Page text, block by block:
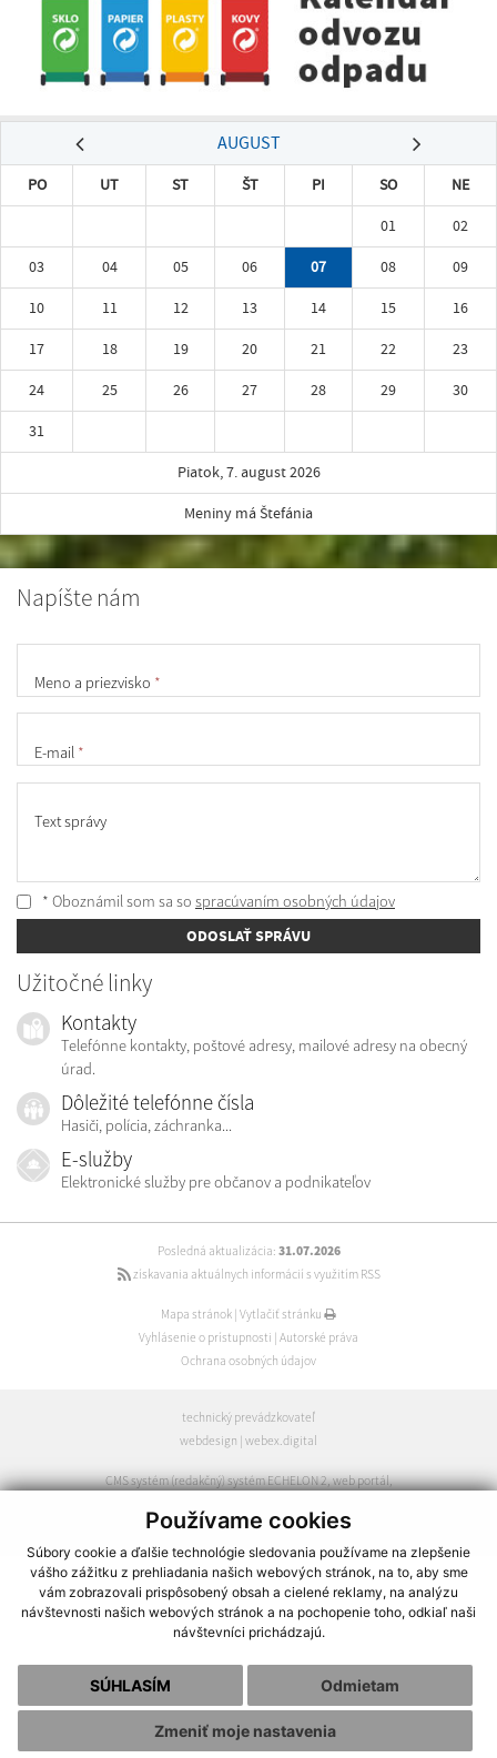
Používame cookies
Súbory cookie a ďalšie technológie sledovania používame na zlepšenie
vášho zážitku z prehliadania našich webových stránok, na to, aby sme
vám zobrazovali prispôsobený obsah a cielené reklamy, na analýzu
návštevnosti našich webových stránok a na pochopenie toho, odkiaľ naši
návštevníci prichádzajú.
SÚHLASÍM Odmietam
Zmeniť moje nastavenia
AUGUST
PO UT ST ŠT PI SO
NE
01
02
03
04 05 06 07 08
09
10
11 12 13 14 15
16
17
18 19 20 21 22
23
24
25 26 27 28 29
30
31
Piatok, 7. august 2026
Meniny má Štefánia
Napíšte nám
Meno a priezvisko *
E-mail *
Text správy
* Oboznámil som sa so spracúvaním osobných údajov
ODOSLAŤ SPRÁVU
Užitočné linky
Kontakty
Telefónne kontakty, poštové adresy, mailové adresy na obecný
úrad.
Dôležité telefónne čísla
Hasiči, polícia, záchranka...
E-služby
Elektronické služby pre občanov a podnikateľov
Posledná aktualizácia: 31.07.2026
získavania aktuálnych informácií s využitím RSS
Mapa stránok Vytlačiť stránku
Vyhlásenie o prístupnosti Autorské práva
Ochrana osobných údajov
technický prevádzkovateľ
webdesign webex.digital
CMS systém (redakčný) systém ECHELON 2,web portál,
spoločnosť webex.digital